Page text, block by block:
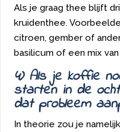
Als je graag thee blijft
kruidenthee.
citroen, gember of
basilicum of een mix
4) Als je koffie
starten in de
dat probleem
In theorie zou je